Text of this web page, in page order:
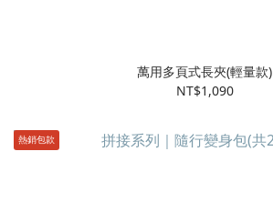
萬用多頁式長夾(輕量款)
NT$1,090
熱銷包款